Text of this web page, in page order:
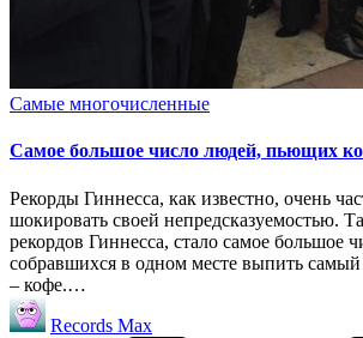
Опубликовано
Самые многочисленные
Самое большое число людей, пьющих
Рекорды Гиннесса, как известно, очень
шокировать своей непредсказуемостью.
рекордов Гиннесса, стало самое большое
собравшихся в одном месте выпить
– кофе.…
Запись
от
Records Max